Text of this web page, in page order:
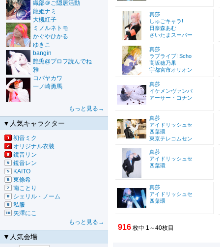
織部＠ご隠居活動
龍姫ナミ
大槻紅子
ミノルネトモ
かぐやひかる
ゆきこ
bangin
艶兎@プロフ読んでね
雅
コバヤカワ
一ノ崎勇馬
もっと見る→
▼人気キャラクター
初音ミク
オリジナル衣装
鏡音リン
鏡音レン
KAITO
東條希
南ことり
シェリル・ノーム
私服
矢澤にこ
もっと見る→
▼人気会場
真莎
しゅごキャラ!
日奈森あむ
さいたまスーパー
真莎
ラブライブ! Scho
高坂穂乃果
宇都宮市オリオン
真莎
イケメンヴァンパ
アーサー・コナン
真莎
アイドリッシュセ
四葉環
東京テレコムセン
真莎
アイドリッシュセ
四葉環
真莎
アイドリッシュセ
四葉環
916 枚中 1～40枚目